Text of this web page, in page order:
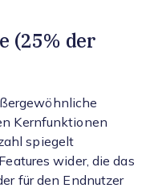
(25% der
Kernfunktionen
spiegelt
wider, die das
für den Endnutzer